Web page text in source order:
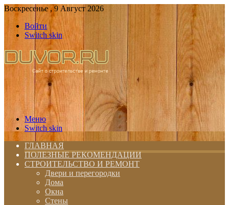
Воскресенье , 9 Август 2026
Войти
Switch skin
Меню
Switch skin
ГЛАВНАЯ
ПОЛЕЗНЫЕ РЕКОМЕНДАЦИИ
СТРОИТЕЛЬСТВО И РЕМОНТ
Двери и перегородки
Дома
Окна
Стены